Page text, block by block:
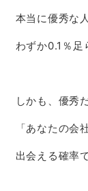
本当に優秀な
わずか0.1％足
しかも、優秀
「あなたの会
出会える確率